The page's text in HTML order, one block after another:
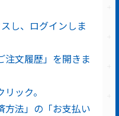
し、ログインしま
注文履歴」を開きま
ック。
方法」の「お支払い